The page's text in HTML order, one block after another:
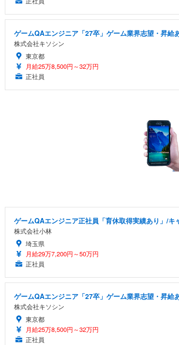
ゲームQAエンジニア「27卒」ゲーム業界志望・昇
株式会社キソシン
東京都
月給25万8,500円～32万円
正社員
ゲームQAエンジニア正社員「育休取得実績あり」/キ
株式会社小林
埼玉県
月給29万7,200円～50万円
正社員
ゲームQAエンジニア「27卒」ゲーム業界志望・昇
株式会社キソシン
東京都
月給25万8,500円～32万円
正社員